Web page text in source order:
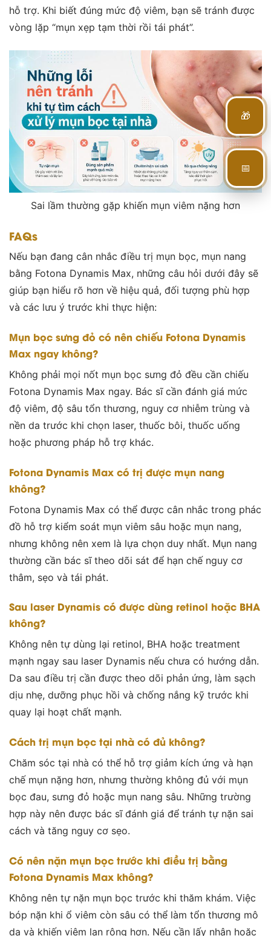
hỗ trợ. Khi biết đúng mức độ viêm, bạn sẽ tránh được
vòng lặp “mụn xẹp tạm thời rồi tái phát”.
Sai lầm thường gặp khiến mụn viêm nặng hơn
FAQs
Nếu bạn đang cân nhắc điều trị mụn bọc, mụn nang
bằng Fotona Dynamis Max, những câu hỏi dưới đây sẽ
giúp bạn hiểu rõ hơn về hiệu quả, đối tượng phù hợp
và các lưu ý trước khi thực hiện:
Mụn bọc sưng đỏ có nên chiếu Fotona Dynamis
Max ngay không?
Không phải mọi nốt mụn bọc sưng đỏ đều cần chiếu
Fotona Dynamis Max ngay. Bác sĩ cần đánh giá mức
độ viêm, độ sâu tổn thương, nguy cơ nhiễm trùng và
nền da trước khi chọn laser, thuốc bôi, thuốc uống
hoặc phương pháp hỗ trợ khác.
Fotona Dynamis Max có trị được mụn nang
không?
Fotona Dynamis Max có thể được cân nhắc trong phác
đồ hỗ trợ kiểm soát mụn viêm sâu hoặc mụn nang,
nhưng không nên xem là lựa chọn duy nhất. Mụn nang
thường cần bác sĩ theo dõi sát để hạn chế nguy cơ
thâm, sẹo và tái phát.
Sau laser Dynamis có được dùng retinol hoặc BHA
không?
Không nên tự dùng lại retinol, BHA hoặc treatment
mạnh ngay sau laser Dynamis nếu chưa có hướng dẫn.
Da sau điều trị cần được theo dõi phản ứng, làm sạch
dịu nhẹ, dưỡng phục hồi và chống nắng kỹ trước khi
quay lại hoạt chất mạnh.
Cách trị mụn bọc tại nhà có đủ không?
Chăm sóc tại nhà có thể hỗ trợ giảm kích ứng và hạn
chế mụn nặng hơn, nhưng thường không đủ với mụn
bọc đau, sưng đỏ hoặc mụn nang sâu. Những trường
hợp này nên được bác sĩ đánh giá để tránh tự nặn sai
cách và tăng nguy cơ sẹo.
Có nên nặn mụn bọc trước khi điều trị bằng
Fotona Dynamis Max không?
Không nên tự nặn mụn bọc trước khi thăm khám. Việc
bóp nặn khi ổ viêm còn sâu có thể làm tổn thương mô
da và khiến viêm lan rộng hơn. Nếu cần lấy nhân hoặc
🎁
📅